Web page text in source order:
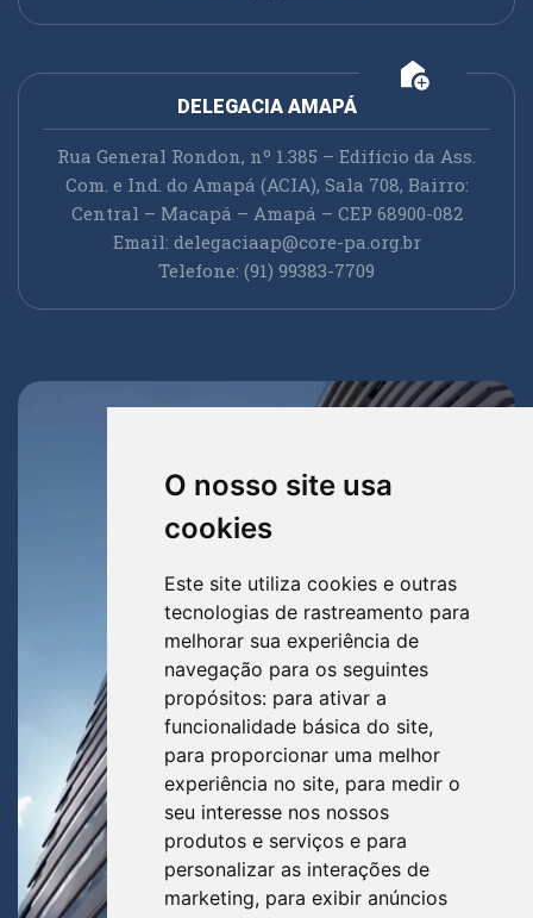
O nosso site usa
cookies
Este site utiliza cookies e outras
tecnologias de rastreamento para
melhorar sua experiência de
navegação para os seguintes
propósitos: para ativar a
funcionalidade básica do site,
para proporcionar uma melhor
experiência no site, para medir o
seu interesse nos nossos
produtos e serviços e para
personalizar as interações de
marketing, para exibir anúncios
add_home
DELEGACIA AMAPÁ
Rua General Rondon, nº 1.385 – Edifício da Ass.
Com. e Ind. do Amapá (ACIA), Sala 708, Bairro:
Central – Macapá – Amapá – CEP 68900-082
Email: delegaciaap@core-pa.org.br
Telefone: (91) 99383-7709